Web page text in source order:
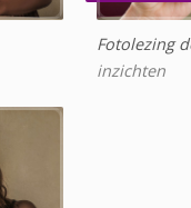
Fotolezing
inzichten